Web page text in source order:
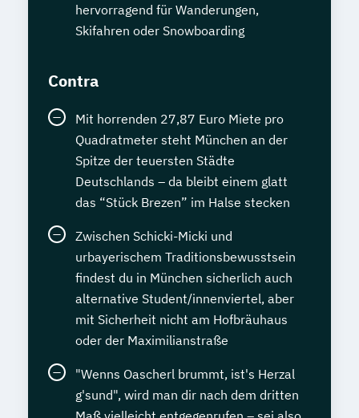
hervorragend für Wanderungen,
Skifahren oder Snowboarding
Contra
Mit horrenden 27,87 Euro Miete pro
Quadratmeter steht München an der
Spitze der teuersten Städte
Deutschlands – da bleibt einem glatt
das “Stück Brezen” im Halse stecken
Zwischen Schicki-Micki und
urbayerischem Traditionsbewusstsein
findest du in München sicherlich auch
alternative Student/innenviertel, aber
mit Sicherheit nicht am Hofbräuhaus
oder der Maximilianstraße
"Wenns Oascherl brummt, ist's Herzal
g'sund", wird man dir nach dem dritten